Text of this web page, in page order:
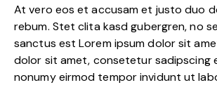
At vero eos et accusam et justo duo
rebum. Stet clita kasd gubergren, no
sanctus est Lorem ipsum dolor sit
dolor sit amet, consetetur sadipscing
nonumy eirmod tempor invidunt ut